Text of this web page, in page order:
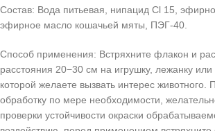
Состав: Вода питьевая, нипацид Сl 15,
эфирное масло кошачьей мяты, ПЭГ-40.
Способ применения: Встряхните флакон и
расстояния 20−30 см на игрушку, лежанку или
которой желаете вызвать интерес животного.
обработку по мере необходимости,
проверки устойчивости окраски